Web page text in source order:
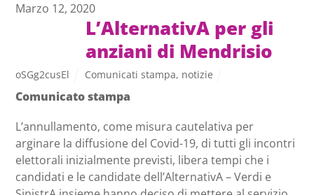
Marzo 12, 2020
L’AlternativA per gli
anziani di Mendrisio
oSGg2cusEl Comunicati stampa, notizie
Comunicato stampa
L’annullamento, come misura cautelativa per
arginare la diffusione del Covid-19, di tutti gli incontri
elettorali inizialmente previsti, libera tempi che i
candidati e le candidate dell’AlternativA – Verdi e